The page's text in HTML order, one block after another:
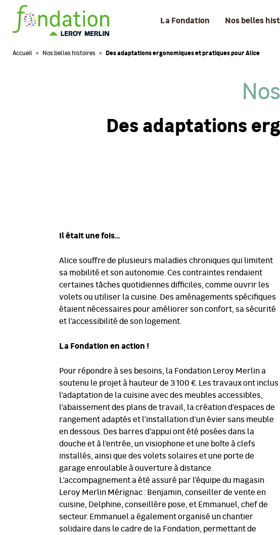
La Fondation Nos belles
Accueil » Nos belles histoires » Des adaptations ergonomiques et pratiques pour Alice
Des adaptations
Il était une fois…
Alice souffre de plusieurs maladies chroniques qui limitent
sa mobilité et son autonomie. Ces contraintes rendaient
certaines tâches quotidiennes difficiles, comme ouvrir les
volets ou utiliser la cuisine. Des aménagements spécifiques
étaient nécessaires pour améliorer son confort, sa sécurité
et l’accessibilité de son logement.
La Fondation en action !
Pour répondre à ses besoins, la Fondation Leroy Merlin a
soutenu le projet à hauteur de 3 100 €. Les travaux ont inclus
l’adaptation de la cuisine avec des meubles accessibles,
l’abaissement des plans de travail, la création d’espaces de
rangement adaptés et l’installation d’un évier sans meuble
en dessous. Des barres d’appui ont été posées dans la
douche et à l’entrée, un visiophone et une boîte à clefs
installés, ainsi que des volets solaires et une porte de
garage enroulable à ouverture à distance.
L’accompagnement a été assuré par l’équipe du magasin
Leroy Merlin Mérignac : Benjamin, conseiller de vente en
cuisine, Delphine, conseillère pose, et Emmanuel, chef de
secteur. Emmanuel a également organisé un chantier
solidaire dans le cadre de la Fondation, permettant de